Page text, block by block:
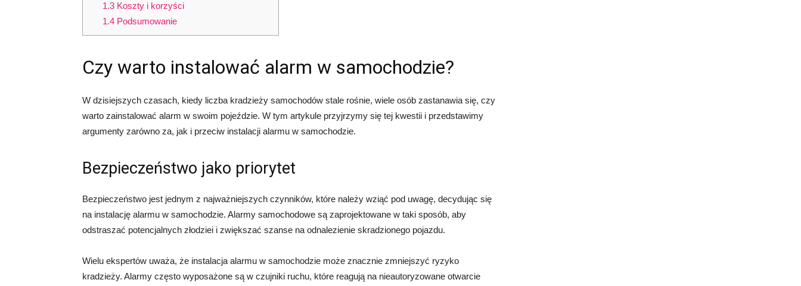
1.3Koszty i korzyści
1.4Podsumowanie
Czy warto instalować alarm w samochodzie?
W dzisiejszych czasach, kiedy liczba kradzieży samochodów stale rośnie, wiele osób zastanawia się, czy
warto zainstalować alarm w swoim pojeździe. W tym artykule przyjrzymy się tej kwestii i przedstawimy
argumenty zarówno za, jak i przeciw instalacji alarmu w samochodzie.
Bezpieczeństwo jako priorytet
Bezpieczeństwo jest jednym z najważniejszych czynników, które należy wziąć pod uwagę, decydując się
na instalację alarmu w samochodzie. Alarmy samochodowe są zaprojektowane w taki sposób, aby
odstraszać potencjalnych złodziei i zwiększać szanse na odnalezienie skradzionego pojazdu.
Wielu ekspertów uważa, że instalacja alarmu w samochodzie może znacznie zmniejszyć ryzyko
kradzieży. Alarmy często wyposażone są w czujniki ruchu, które reagują na nieautoryzowane otwarcie